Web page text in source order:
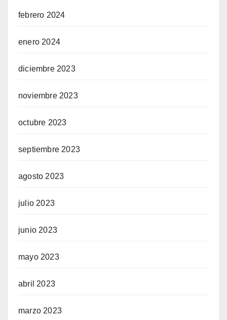
febrero 2024
enero 2024
diciembre 2023
noviembre 2023
octubre 2023
septiembre 2023
agosto 2023
julio 2023
junio 2023
mayo 2023
abril 2023
marzo 2023